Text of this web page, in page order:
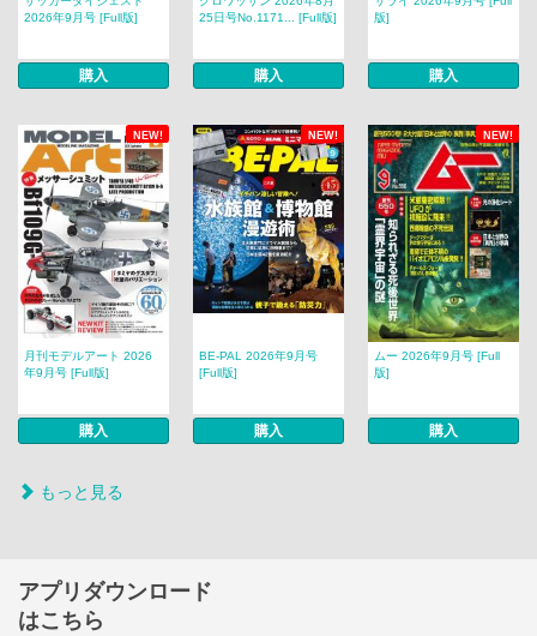
2026年9月号 [Full版]
購入
25日号No.1171... [Full版]
購入
版]
購入
NEW! NEW! NEW!
月刊モデルアート 2026
年9月号 [Full版]
購入
BE-PAL 2026年9月号
[Full版]
購入
ムー 2026年9月号 [Full
版]
購入
もっと見る
アプリダウンロード
はこちら